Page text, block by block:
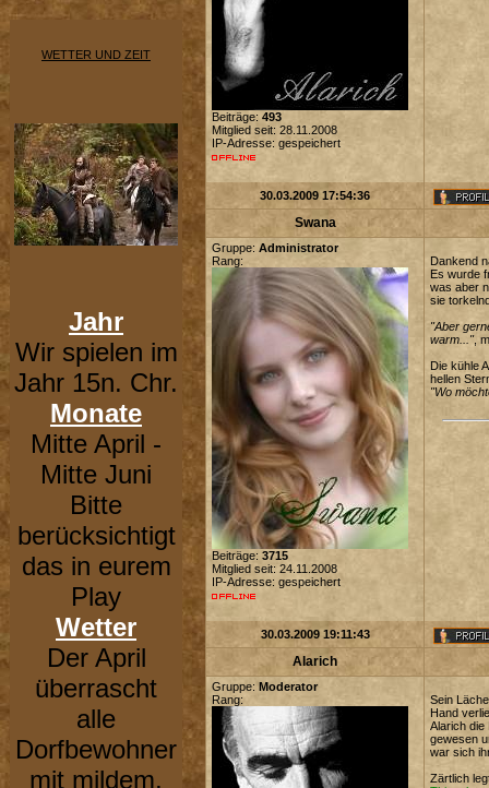
WETTER UND ZEIT
Jahr
Wir spielen im
Jahr 15n. Chr.
Monate
Mitte April -
Mitte Juni
Bitte
berücksichtigt
das in eurem
Play
Wetter
Der April
überrascht
alle
Dorfbewohner
mit mildem,
Beiträge: 493
Mitglied seit: 28.11.2008
IP-Adresse: gespeichert
30.03.2009 17:54:36
Swana
Gruppe: Administrator
Rang:
Beiträge: 3715
Mitglied seit: 24.11.2008
IP-Adresse: gespeichert
Dankend
Es wurde
was aber
sie
"Aber
warm...",
Die kühle
hellen
"Wo
30.03.2009 19:11:43
Alarich
Gruppe: Moderator
Rang:
Sein
Hand
Alarich die
gewesen
war sich
Zärtlich